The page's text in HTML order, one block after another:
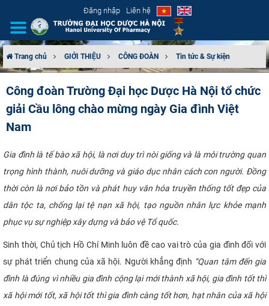
Đăng nhập Liên hệ
CƠ CẤU TỔ CHỨC
ĐÀO TẠO
ĐẢM BẢO CHẤT LƯỢNG
KHOA HỌC CÔNG NGHỆ
HTQT
CỰU NGƯỜI HỌC
Trang chủ GIỚI THIỆU CÔNG ĐOÀN Tin tức & Sự kiện
Công đoàn Trường Đại học Dược Hà Nội tổ chức
giải Cầu lông chào mừng ngày Gia đình Việt
Nam
Gia đình là tế bào xã hội, là nơi duy trì nòi giống và là môi trường quan
trọng hình thành, nuôi dưỡng và giáo dục nhân cách con người. Đồng
thời còn là nơi bảo tồn và phát huy văn hóa truyền thống tốt đẹp của
dân tộc ta, chống lại tệ nạn xã hội, tạo nguồn nhân lực khỏe mạnh
phục vụ sự nghiệp xây dựng và bảo vệ Tổ quốc.
Sinh thời, Chủ tịch Hồ Chí Minh luôn đề cao vai trò của gia đình đối với
sự phát triển chung của xã hội. Người khẳng định “Quan tâm đến gia
đình là đúng vì nhiều gia đình cộng lại mới thành xã hội, gia đình tốt thì
xã hội mới tốt, xã hội tốt thì gia đình càng tốt hơn, hạt nhân của xã hội